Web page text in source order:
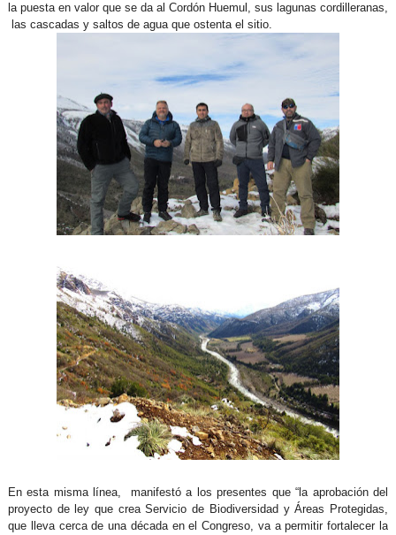
la puesta en valor que se da al Cordón Huemul, sus lagunas cordilleranas,
las cascadas y saltos de agua que ostenta el sitio.
En esta misma línea, manifestó a los presentes que “la aprobación del
proyecto de ley que crea Servicio de Biodiversidad y Áreas Protegidas,
que lleva cerca de una década en el Congreso, va a permitir fortalecer la